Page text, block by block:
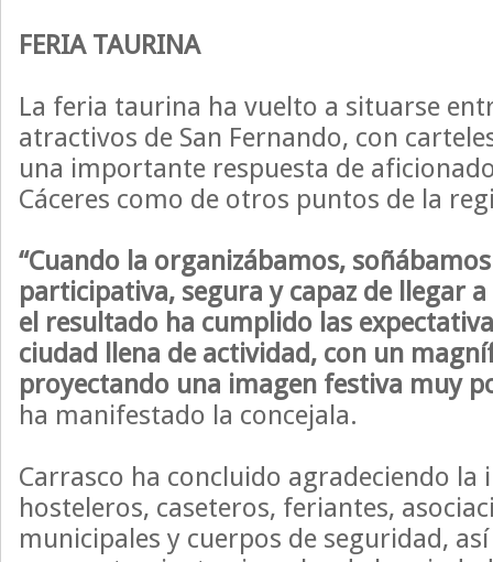
FERIA TAURINA
La feria taurina ha vuelto a situarse
atractivos de San Fernando, con
una importante respuesta de
Cáceres como de otros puntos de la
“Cuando la organizábamos,
participativa, segura y capaz de llegar
el resultado ha cumplido las
ciudad llena de actividad, con un
proyectando una imagen festiva muy
ha manifestado la concejala.
Carrasco ha concluido agradeciendo la
hosteleros, caseteros, feriantes,
municipales y cuerpos de seguridad,